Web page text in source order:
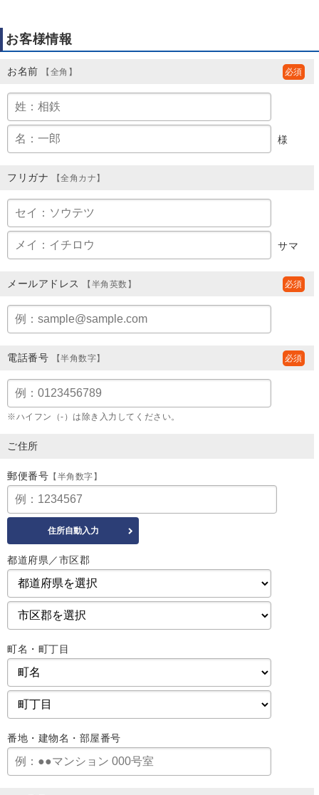
お客様情報
お名前 【全角】
様
フリガナ 【全角カナ】
サマ
メールアドレス 【半角英数】
電話番号 【半角数字】
※ハイフン（-）は除き入力してください。
ご住所
郵便番号 【半角数字】
都道府県／市区郡
町名・町丁目
番地・建物名・部屋番号